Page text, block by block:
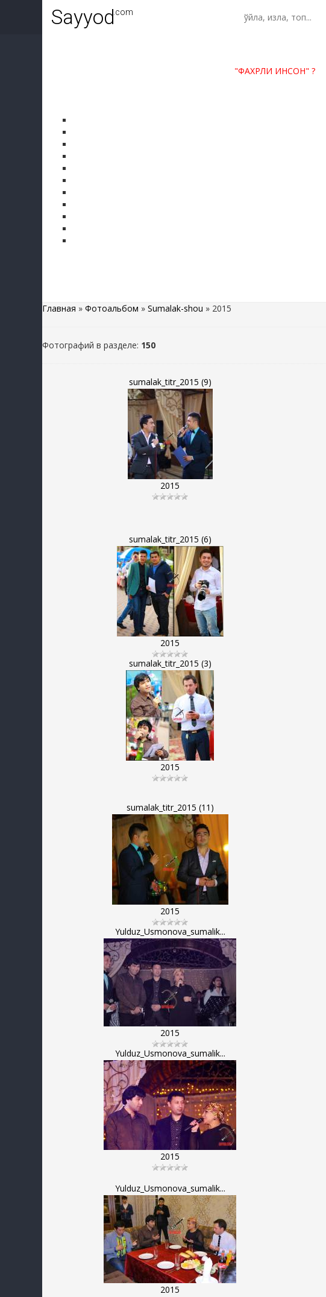
Sayyod.com
"ФАХРЛИ ИНСОН"?
Главная » Фотоальбом » Sumalak-shou » 2015
Фотографий в разделе: 150
sumalak_titr_2015 (9)
2015
sumalak_titr_2015 (6)
2015
sumalak_titr_2015 (3)
2015
sumalak_titr_2015 (11)
2015
Yulduz_Usmonova_sumalik...
2015
Yulduz_Usmonova_sumalik...
2015
Yulduz_Usmonova_sumalik...
2015